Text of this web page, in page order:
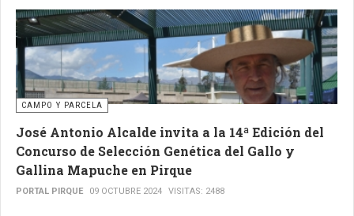
CAMPO Y PARCELA
José Antonio Alcalde invita a la 14ª Edición del
Concurso de Selección Genética del Gallo y
Gallina Mapuche en Pirque
PORTAL PIRQUE 09 OCTUBRE 2024 VISITAS: 2488